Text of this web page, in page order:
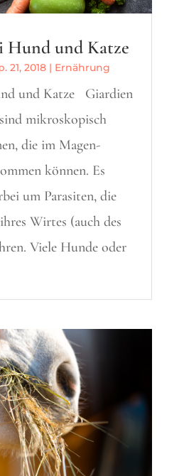
Hund und Katze
21, 2018| Ernährung
und Katze Giardien
mikroskopisch
die im Magen-
können. Es
um Parasiten, die
Wirtes (auch des
Viele Hunde oder